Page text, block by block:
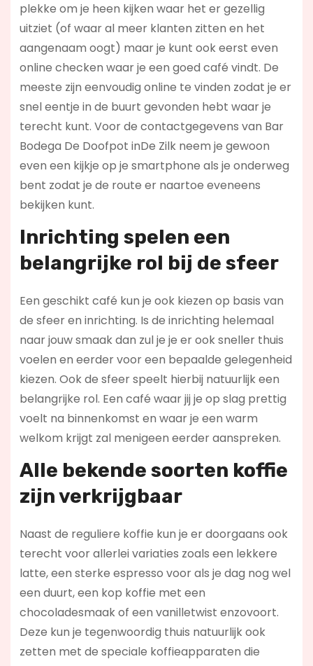
plekke om je heen kijken waar het er gezellig
uitziet (of waar al meer klanten zitten en het
aangenaam oogt) maar je kunt ook eerst even
online checken waar je een goed café vindt. De
meeste zijn eenvoudig online te vinden zodat je er
snel eentje in de buurt gevonden hebt waar je
terecht kunt. Voor de contactgegevens van Bar
Bodega De Doofpot inDe Zilk neem je gewoon
even een kijkje op je smartphone als je onderweg
bent zodat je de route er naartoe eveneens
bekijken kunt.
Inrichting spelen een
belangrijke rol bij de sfeer
Een geschikt café kun je ook kiezen op basis van
de sfeer en inrichting. Is de inrichting helemaal
naar jouw smaak dan zul je je er ook sneller thuis
voelen en eerder voor een bepaalde gelegenheid
kiezen. Ook de sfeer speelt hierbij natuurlijk een
belangrijke rol. Een café waar jij je op slag prettig
voelt na binnenkomst en waar je een warm
welkom krijgt zal menigeen eerder aanspreken.
Alle bekende soorten koffie
zijn verkrijgbaar
Naast de reguliere koffie kun je er doorgaans ook
terecht voor allerlei variaties zoals een lekkere
latte, een sterke espresso voor als je dag nog wel
een duurt, een kop koffie met een
chocoladesmaak of een vanilletwist enzovoort.
Deze kun je tegenwoordig thuis natuurlijk ook
zetten met de speciale koffieapparaten die